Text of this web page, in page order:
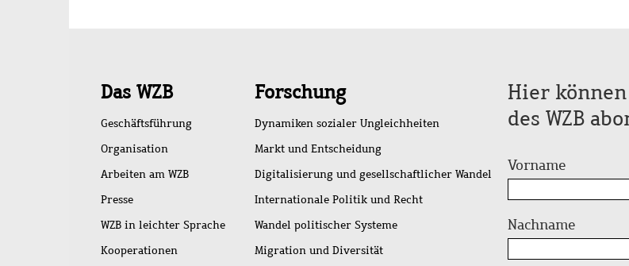
Schnellzugriff
Das WZB
Geschäftsführung
Organisation
Arbeiten am WZB
Presse
WZB in leichter Sprache
Kooperationen
Forschung
Dynamiken sozialer Ungleichheiten
Markt und Entscheidung
Digitalisierung und gesellschaftlicher Wandel
Internationale Politik und Recht
Wandel politischer Systeme
Migration und Diversität
Hier
des WZB
Vorname
Nachname